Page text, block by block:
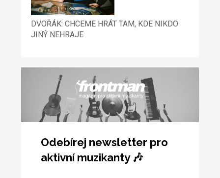
DVOŘÁK: CHCEME HRÁT TAM, KDE NIKDO
JINÝ NEHRAJE
Odebírej newsletter pro
aktivní muzikanty 🎶